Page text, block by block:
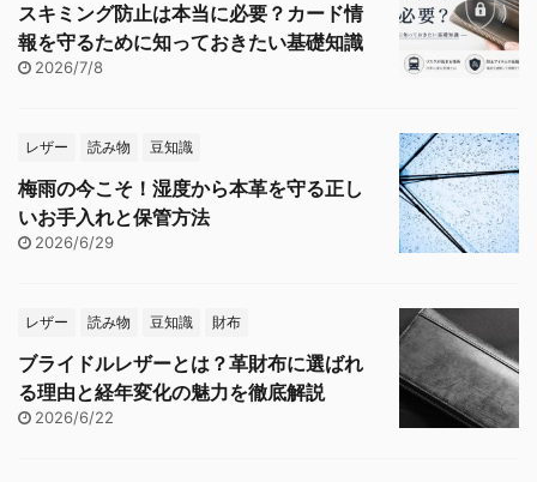
スキミング防止は本当に必要？カード情
報を守るために知っておきたい基礎知識
2026/7/8
レザー 読み物 豆知識
梅雨の今こそ！湿度から本革を守る正し
いお手入れと保管方法
2026/6/29
レザー 読み物 豆知識 財布
ブライドルレザーとは？革財布に選ばれ
る理由と経年変化の魅力を徹底解説
2026/6/22